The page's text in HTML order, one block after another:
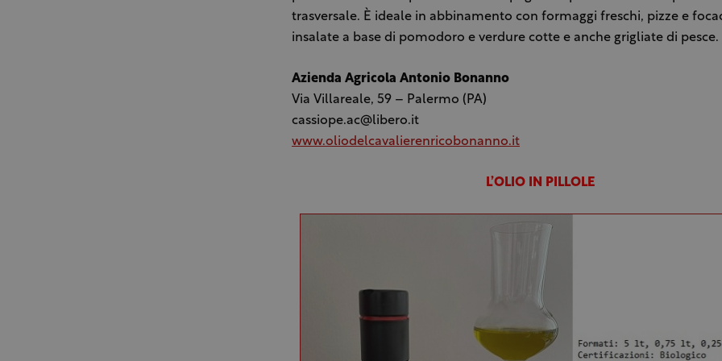
trasversale. È ideale in abbinamento con formaggi freschi, pizze e
insalate a base di pomodoro e verdure cotte e anche grigliate di pesce.
Azienda Agricola Antonio Bonanno
Via Villareale, 59 – Palermo (PA)
cassiope.ac@libero.it
www.oliodelcavalierenricobonanno.it
L’OLIO IN PILLOLE